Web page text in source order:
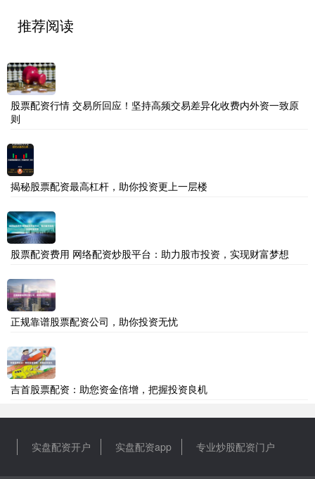
推荐阅读
股票配资行情 交易所回应！坚持高频交易差异化收费内外资一致原
则
揭秘股票配资最高杠杆，助你投资更上一层楼
股票配资费用 网络配资炒股平台：助力股市投资，实现财富梦想
正规靠谱股票配资公司，助你投资无忧
吉首股票配资：助您资金倍增，把握投资良机
实盘配资开户 实盘配资app 专业炒股配资门户